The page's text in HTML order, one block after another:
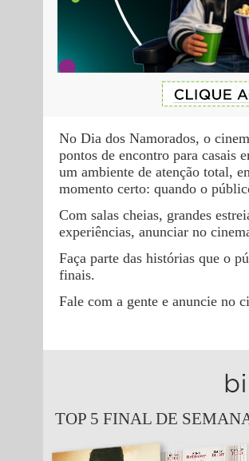
No Dia dos Namorados, o
pontos de encontro para casais
um ambiente de atenção total,
momento certo: quando o
Com salas cheias, grandes
experiências, anunciar no
Faça parte das histórias que o
finais.
Fale com a gente e anuncie no
TOP 5 FINAL DE